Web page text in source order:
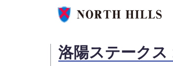
洛陽ステークス